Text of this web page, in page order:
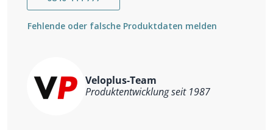
schwarz
Fehlende oder falsche Produktdaten melden
Veloplus-Team
Produktentwicklung seit 1987